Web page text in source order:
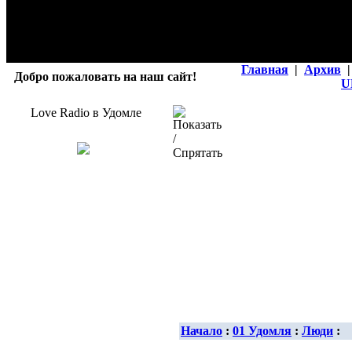
Добро пожаловать на наш сайт!
Главная | Архив |
Love Radio в Удомле
Начало : 01 Удомля : Люди :